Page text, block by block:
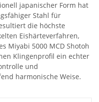
japanischer Form hat
Stahl für
die höchste
Eishärteverfahren,
Miyabi 5000 MCD Shotoh
Klingenprofil ein echter
und
harmonische Weise.